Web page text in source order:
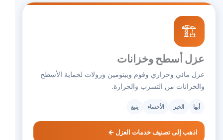
🏗️
عزل أسطح وخزانات
عزل مائي وحراري وفوم وبيتومين ورولات لحماية الأسطح
والخزانات من التسرب والحرارة.
أبها الخبر الأحساء ينبع
اذهب إلى تصنيف خدمات العزل ←